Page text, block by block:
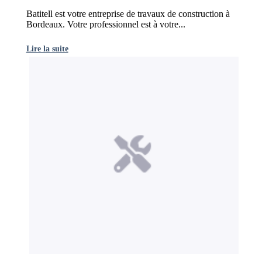
Batitell est votre entreprise de travaux de construction à
Bordeaux. Votre professionnel est à votre...
Lire la suite